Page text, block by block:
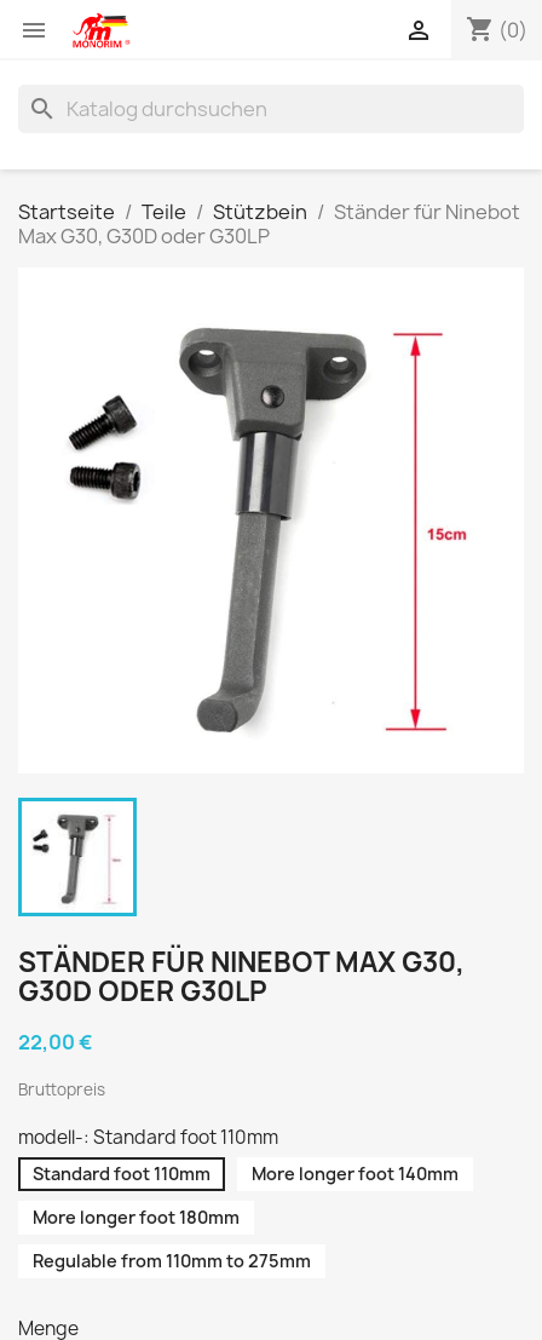
 shopping_cart (0)

search
Startseite Teile Stützbein
Ständer für Ninebot
Max G30, G30D oder G30LP
STÄNDER FÜR NINEBOT MAX G30,
G30D ODER G30LP
22,00 €
Bruttopreis
modell-: Standard foot 110mm
Standard foot 110mm
More longer foot 140mm
More longer foot 180mm
Regulable from 110mm to 275mm
Menge